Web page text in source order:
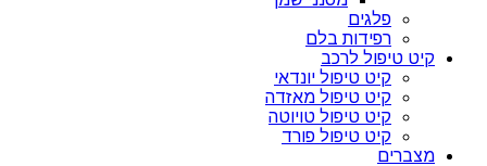
פלגים
רפידות בלם
קיט טיפול לרכב
קיט טיפול יונדאי
קיט טיפול מאזדה
קיט טיפול טויוטה
קיט טיפול פורד
מצברים